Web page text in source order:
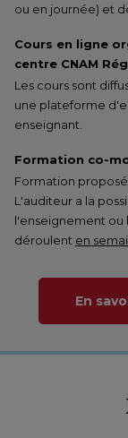
ou en journée) et
Cours en ligne
centre CNAM
Les cours sont
une plateforme
enseignant.
Formation co-
Formation
L'auditeur a la
l'enseignement ou
déroulent en
En